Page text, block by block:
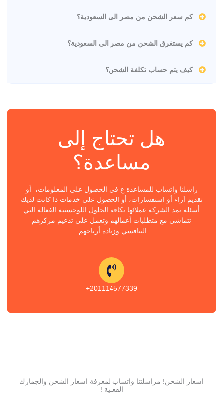
كم سعر الشحن من مصر الى السعودية؟
كم يستغرق الشحن من مصر الى السعودية؟
كيف يتم حساب تكلفة الشحن؟
هل تحتاج إلى
مساعدة؟
راسلنا واتساب للمساعدة ع في الحصول على المعلومات، أو
تقديم آراء أو استفسارات، أو الحصول على خدمات ذا كانت لديك
أسئلة تمد الشركة عملائها بكافة الحلول اللوجستية الفعالة التي
تتماشى مع متطلبات أعمالهم وتعمل على تدعيم مركزهم
التنافسي وزيادة أرباحهم.
201114577339+
اسعار الشحن! مراسلتنا واتساب لمعرفة اسعار الشحن والجمارك
الفعلية !